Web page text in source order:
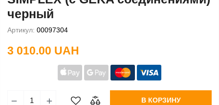
черный
Артикул: 00097304
3 010.00 UAH
В КОРЗИНУ